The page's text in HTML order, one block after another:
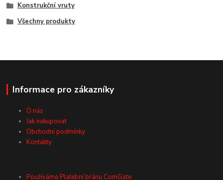
Konstrukční vruty
Všechny produkty
Informace pro zákazníky
O nás
Jak nakupovat
Obchodní podmínky
Kontakty
Používáme Platební bránu ComGate